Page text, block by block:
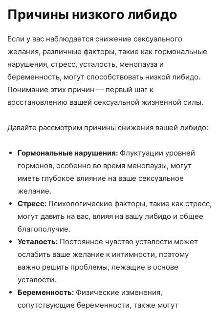
Причины низкого либидо
Если у вас наблюдается снижение сексуального
желания, различные факторы, такие как гормональные
нарушения, стресс, усталость, менопауза и
беременность, могут способствовать низкой либидо.
Понимание этих причин — первый шаг к
восстановлению вашей сексуальной жизненной силы.
Давайте рассмотрим причины снижения вашей либидо:
Гормональные нарушения: Флуктуации уровней
гормонов, особенно во время менопаузы, могут
иметь глубокое влияние на ваше сексуальное
желание.
Стресс: Психологические факторы, такие как стресс,
могут давить на вас, влияя на вашу либидо и общее
благополучие.
Усталость: Постоянное чувство усталости может
ослабить ваше желание к интимности, поэтому
важно решить проблемы, лежащие в основе
усталости.
Беременность: Физические изменения,
сопутствующие беременности, также могут